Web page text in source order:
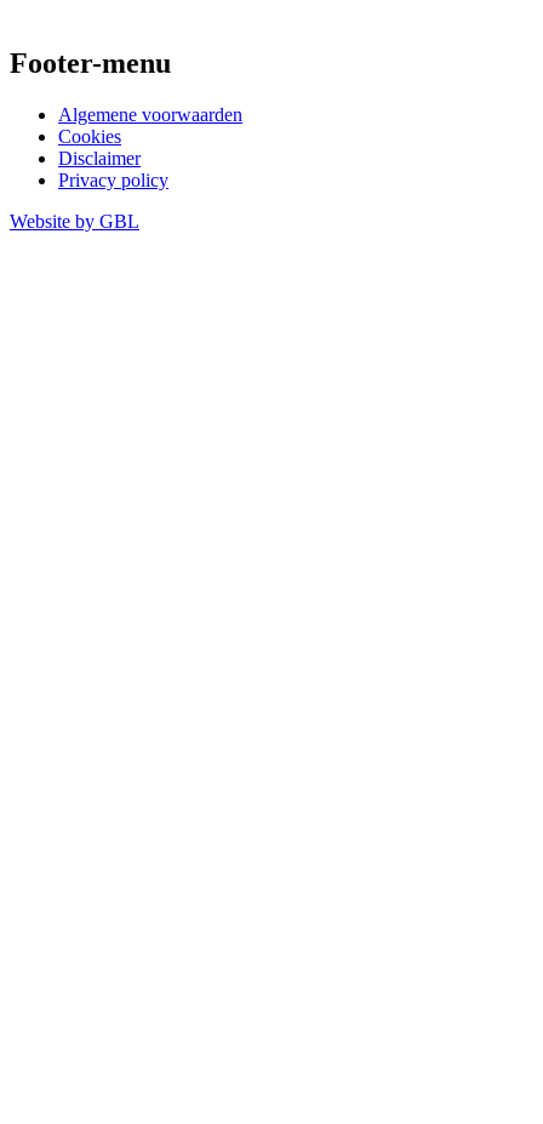
Footer-menu
Algemene voorwaarden
Cookies
Disclaimer
Privacy policy
Website by GBL